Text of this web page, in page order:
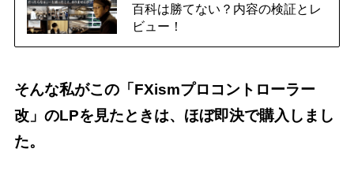
百科は勝てない？内容の検証とレ
ビュー！
そんな私がこの「FXismプロコントローラー
改」のLPを見たときは、ほぼ即決で購入しまし
た。